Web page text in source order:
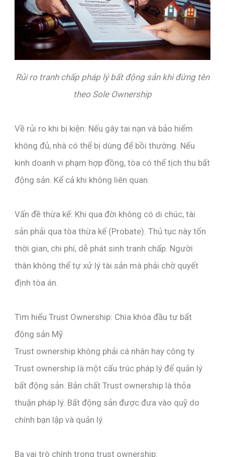
Rủi ro tranh chấp pháp lý bất động sản khi đứng tên
theo Sole Ownership
Về rủi ro khi bị kiện: Nếu gây tai nạn và bảo hiểm
không đủ, nhà có thể bị dùng để bồi thường. Nếu
kinh doanh vi phạm hợp đồng, tòa có thể tịch thu bất
động sản. Kể cả khi không liên quan.
Vấn đề thừa kế: Khi qua đời không có di chúc, tài
sản phải qua tòa thừa kế (Probate). Thủ tục này tốn
thời gian, chi phí, dễ phát sinh tranh chấp. Người
thân không thể tự xử lý tài sản mà phải chờ quyết
định tòa án.
Tìm hiểu Trust Ownership: Chìa khóa đầu tư bất
động sản Mỹ
Trust ownership không phải cá nhân hay công ty.
Trust ownership là một cấu trúc pháp lý để quản lý
bất động sản. Bản chất Trust ownership là thỏa
thuận pháp lý. Bất động sản được đưa vào quỹ do
chính bạn lập và quản lý.
Ba vai trò chính trong trust ownership: